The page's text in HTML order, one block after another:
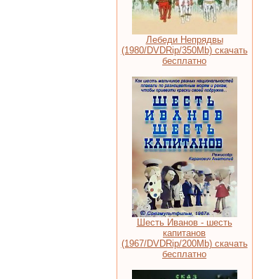
Лебеди Непрядвы
(1980/DVDRip/350Mb) скачать
бесплатно
Шесть Иванов - шесть
капитанов
(1967/DVDRip/200Мb) скачать
бесплатно